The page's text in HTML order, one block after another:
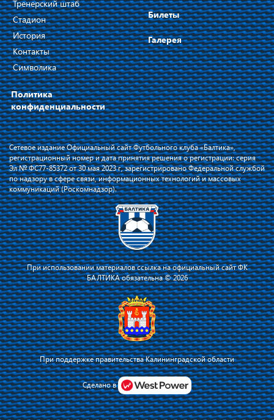
Я соглашаюсь с тем, что владелец сайта использует файлы cookie для
повышения удобства работы на сайте и сервис Яндекс.Метрика. Оставаясь
на сайте, я соглашаюсь сполитикой их применения.
Принять
Тренерский штаб
Стадион
История
Контакты
Символика
Политика
конфиденциальности
Билеты
Галерея
Сетевое издание Официальный сайт Футбольного клуба «Балтика»,
регистрационный номер и дата принятия решения о регистрации: серия
Эл № ФС77-85372 от 30 мая 2023 г, зарегистрировано Федеральной службой
по надзору в сфере связи, информационных технологий и массовых
коммуникаций (Роскомнадзор).
При использовании материалов ссылка на официальный сайт ФК
БАЛТИКА обязательна © 2026
При поддержке правительства Калининградской области
Сделано в